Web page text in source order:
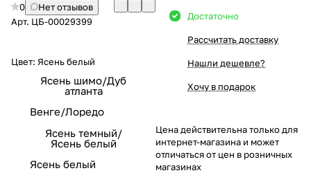
0
Нет отзывов
Арт. ЦБ-00029399
Цвет: Ясень белый
Ясень шимо/Дуб
атланта
Венге/Лоредо
Ясень темный/
Ясень белый
Ясень белый
Достаточно
Рассчитать доставку
Нашли дешевле?
Хочу в подарок
Цена действительна только для
интернет-магазина и может
отличаться от цен в розничных
магазинах